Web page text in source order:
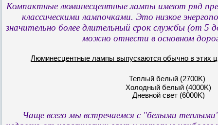
Компактные люминесцентные лампы имеют ряд
классическими лампочками. Это низкое
значительно более длительный срок службы (от 5
можно отнести в основном
Люминесцентные лампы выпускаются обычно в этих
Теплый белый (2700K)
Холодный белый (4000K)
Дневной свет (6000K)
Чаще всего мы встречаемся с "белыми